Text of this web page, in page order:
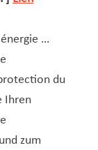
…
du
Ihren
zum